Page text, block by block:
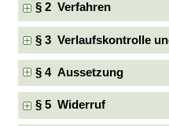
§ 2 Verfahren
§ 3 Verlaufskontrolle
§ 4 Aussetzung
§ 5 Widerruf